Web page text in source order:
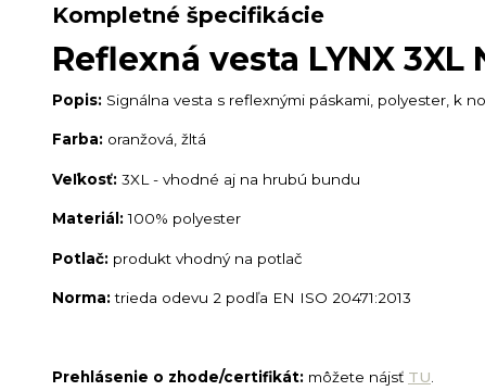
Kompletné špecifikácie
Reflexná vesta LYNX 3XL
Popis: Signálna vesta s reflexnými páskami, polyester, k
Farba: oranžová, žltá
Veľkosť: 3XL - vhodné aj na hrubú bundu
Materiál:100% polyester
Potlač: produkt vhodný na potlač
Norma:trieda odevu 2 podľa EN ISO 20471:2013
Prehlásenie o zhode/certifikát: môžete nájsť TU